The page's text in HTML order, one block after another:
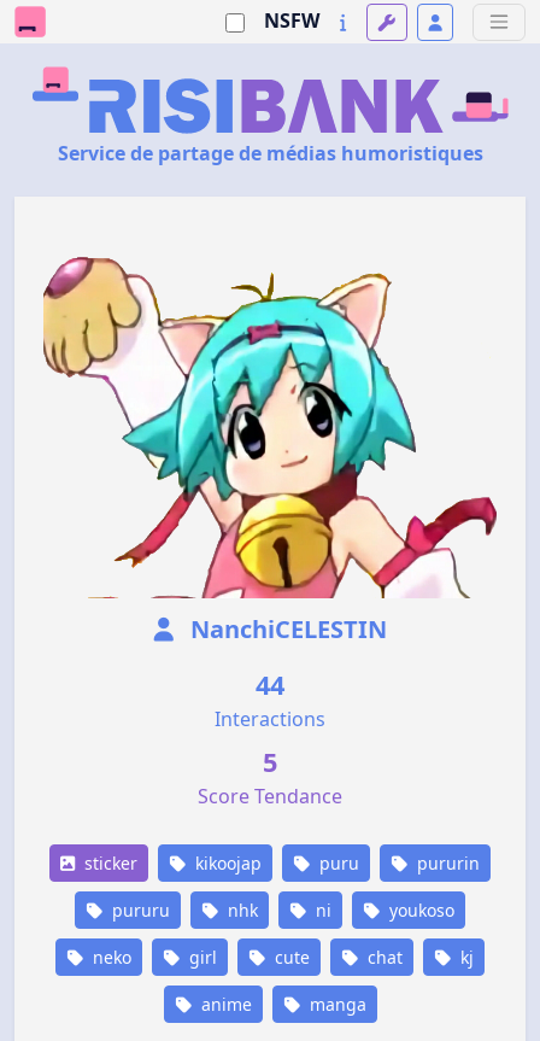
NSFW
Service de partage de médias humoristiques
NanchiCELESTIN
44
Interactions
5
Score Tendance
sticker kikoojap puru pururin
pururu nhk ni youkoso
neko girl cute chat kj
anime manga